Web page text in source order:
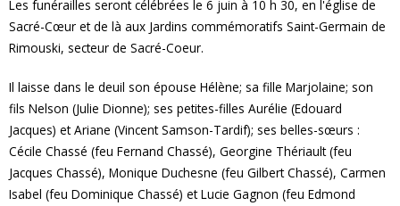
Les funérailles seront célébrées le 6 juin à 10 h 30, en l'église de
Sacré-Cœur et de là aux Jardins commémoratifs Saint-Germain de
Rimouski, secteur de Sacré-Coeur.
Il laisse dans le deuil son épouse Hélène; sa fille Marjolaine; son
fils Nelson (Julie Dionne); ses petites-filles Aurélie (Edouard
Jacques) et Ariane (Vincent Samson-Tardif); ses belles-sœurs :
Cécile Chassé (feu Fernand Chassé), Georgine Thériault (feu
Jacques Chassé), Monique Duchesne (feu Gilbert Chassé), Carmen
Isabel (feu Dominique Chassé) et Lucie Gagnon (feu Edmond